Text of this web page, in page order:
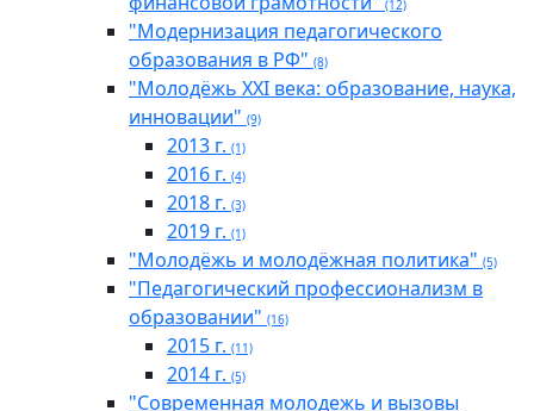
(12)
"Модернизация педагогического
образования в РФ" (8)
"Молодёжь XXI века: образование, наука,
инновации" (9)
2013 г. (1)
2016 г. (4)
2018 г. (3)
2019 г. (1)
"Молодёжь и молодёжная политика" (5)
"Педагогический профессионализм в
образовании" (16)
2015 г. (11)
2014 г. (5)
"Современная молодежь и вызовы